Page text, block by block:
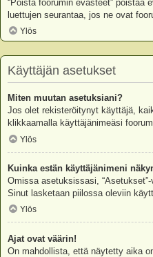
“Poista foorumin evästeet”
luettujen seurantaa, jos ne ovat
Ylös
Käyttäjän asetukset
Miten muutan asetuksiani?
Jos olet rekisteröitynyt käyttäjä,
klikkaamalla käyttäjänimeäsi
Ylös
Kuinka estän käyttäjänimeni
Omissa asetuksissasi,
Sinut lasketaan piilossa oleviin
Ylös
Ajat ovat väärin!
On mahdollista, että näytetty aika